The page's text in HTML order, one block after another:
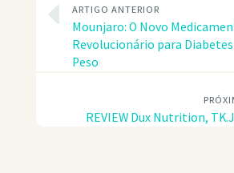
ARTIGO ANTERIOR
Mounjaro: O Novo
Revolucionário para Diabetes
Peso
REVIEW Dux Nutrition,